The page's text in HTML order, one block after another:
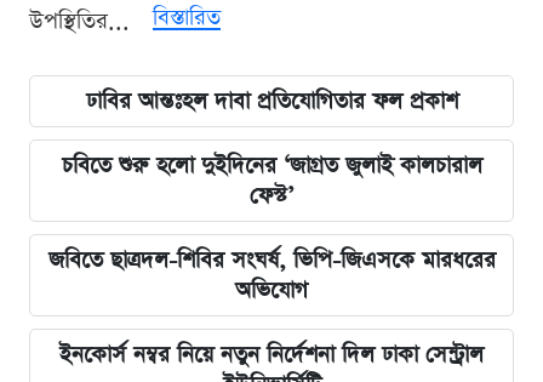
উপস্থিতির...
বিস্তারিত
ঢাবির আন্তঃহল দাবা প্রতিযোগিতার ফল প্রকাশ
চবিতে শুরু হলো দুইদিনের ‘জাগ্রত জুলাই কালচারাল
ফেস্ট’
জবিতে ছাত্রদল-শিবির সংঘর্ষ, ভিপি-জিএসকে মারধরের
অভিযোগ
ইনকোর্স নম্বর নিয়ে নতুন নির্দেশনা দিল ঢাকা সেন্ট্রাল